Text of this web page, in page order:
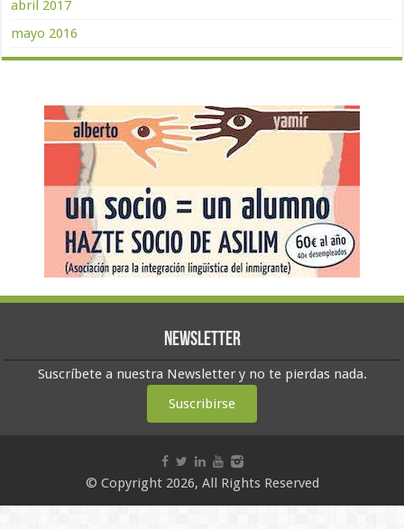
abril 2017
mayo 2016
Newsletter
Suscríbete a nuestra Newsletter y no te pierdas nada.
Suscribirse
© Copyright 2026, All Rights Reserved